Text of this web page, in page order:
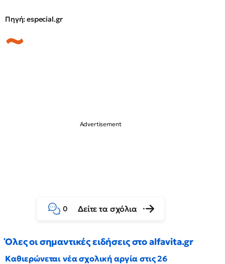
Πηγή: especial.gr
0 Δείτε τα σχόλια
Όλες οι σημαντικές ειδήσεις στο alfavita.gr
Καθιερώνεται νέα σχολική αργία στις 26